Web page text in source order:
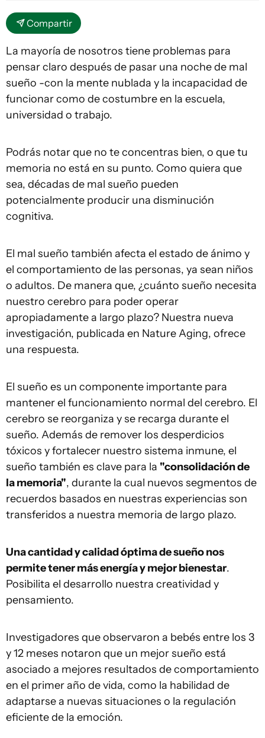
Compartir
La mayoría de nosotros tiene problemas para
pensar claro después de pasar una noche de mal
sueño -con la mente nublada y la incapacidad de
funcionar como de costumbre en la escuela,
universidad o trabajo.
Podrás notar que no te concentras bien, o que tu
memoria no está en su punto. Como quiera que
sea, décadas de mal sueño pueden
potencialmente producir una disminución
cognitiva.
El mal sueño también afecta el estado de ánimo y
el comportamiento de las personas, ya sean niños
o adultos. De manera que, ¿cuánto sueño necesita
nuestro cerebro para poder operar
apropiadamente a largo plazo? Nuestra nueva
investigación, publicada en Nature Aging, ofrece
una respuesta.
El sueño es un componente importante para
mantener el funcionamiento normal del cerebro. El
cerebro se reorganiza y se recarga durante el
sueño. Además de remover los desperdicios
tóxicos y fortalecer nuestro sistema inmune, el
sueño también es clave para la "consolidación de
la memoria", durante la cual nuevos segmentos de
recuerdos basados en nuestras experiencias son
transferidos a nuestra memoria de largo plazo.
Una cantidad y calidad óptima de sueño nos
permite tener más energía y mejor bienestar.
Posibilita el desarrollo nuestra creatividad y
pensamiento.
Investigadores que observaron a bebés entre los 3
y 12 meses notaron que un mejor sueño está
asociado a mejores resultados de comportamiento
en el primer año de vida, como la habilidad de
adaptarse a nuevas situaciones o la regulación
eficiente de la emoción.